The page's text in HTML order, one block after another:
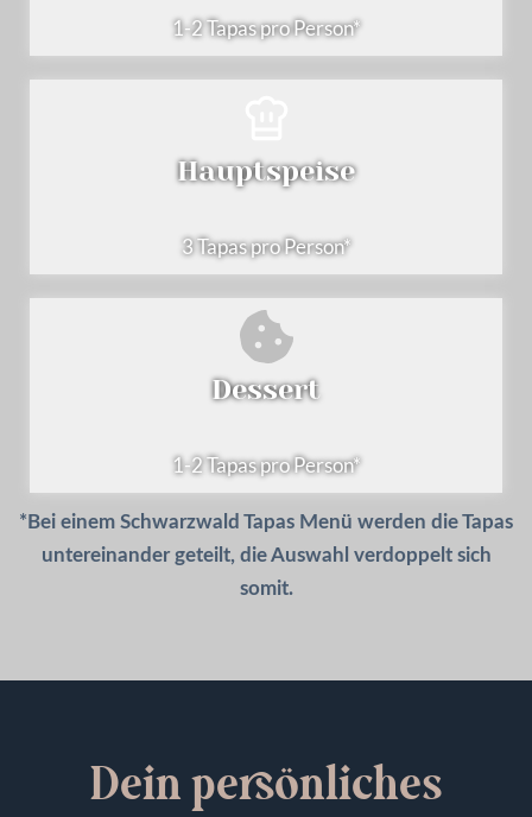
1-2 Tapas pro Person*
Hauptspeise
3 Tapas pro Person*
Dessert
1-2 Tapas pro Person*
*Bei einem Schwarzwald Tapas Menü werden die Tapas
untereinander geteilt, die Auswahl verdoppelt sich
somit.
Dein persönliches